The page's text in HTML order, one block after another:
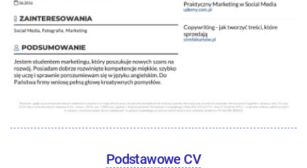
Podstawowe CV